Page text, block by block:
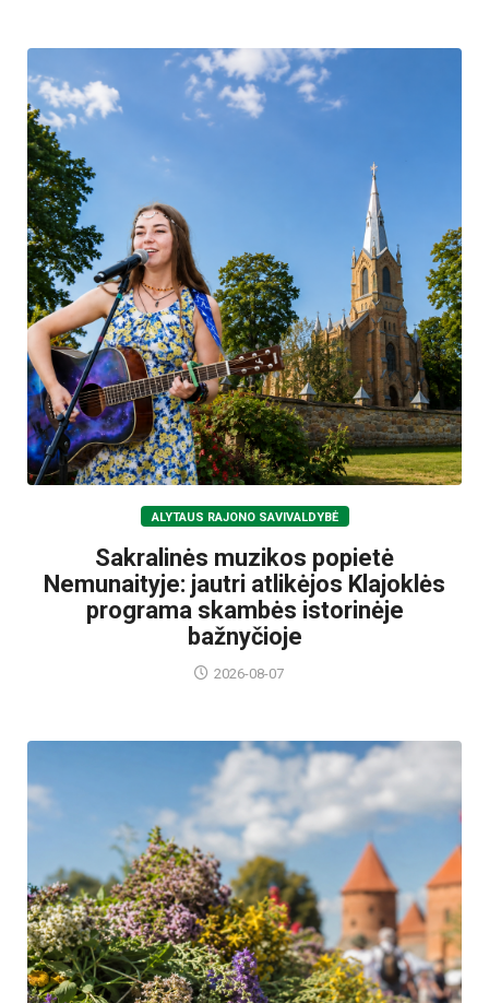
ALYTAUS RAJONO SAVIVALDYBĖ
Sakralinės muzikos popietė
Nemunaityje: jautri atlikėjos Klajoklės
programa skambės istorinėje
bažnyčioje
2026-08-07